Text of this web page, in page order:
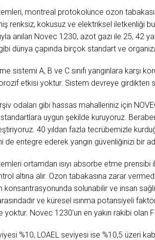
montreal protokolünce ozon
renksiz, kokusuz ve elektriksel iletkenliği
anılan Novec 1230, azot gazı ile 25, 42 ya
dünya çapında birçok standart ve
sistemi A, B ve C sınıfı yangınlara karşı
etkisi yoktur. Sistem devreye girdikten
odaları gibi hassas mahalleriniz için
uygun şekilde kuruyoruz.
40 yıldan fazla tecrübemizle
entegre ederek yangın güvenliğinizi bir
ortamdan ısıyı absorbe etme
altına alır. Ozon tabakasına zarar
konsantrasyonunda solunabilir ve insan
ve küresel ısınma potansiyeli
yoktur. Novec 1230’un en yakın rakibi olan
%10, LOAEL seviyesi ise %10,5 üzeri